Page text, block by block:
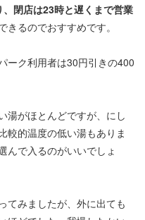
閉店は23時と遅くまで営業
るのでおすすめです。
ーク利用者は30円引きの400
湯がほとんどですが、にし
較的温度の低い湯もありま
んで入るのがいいでしょ
てみましたが、外に出ても